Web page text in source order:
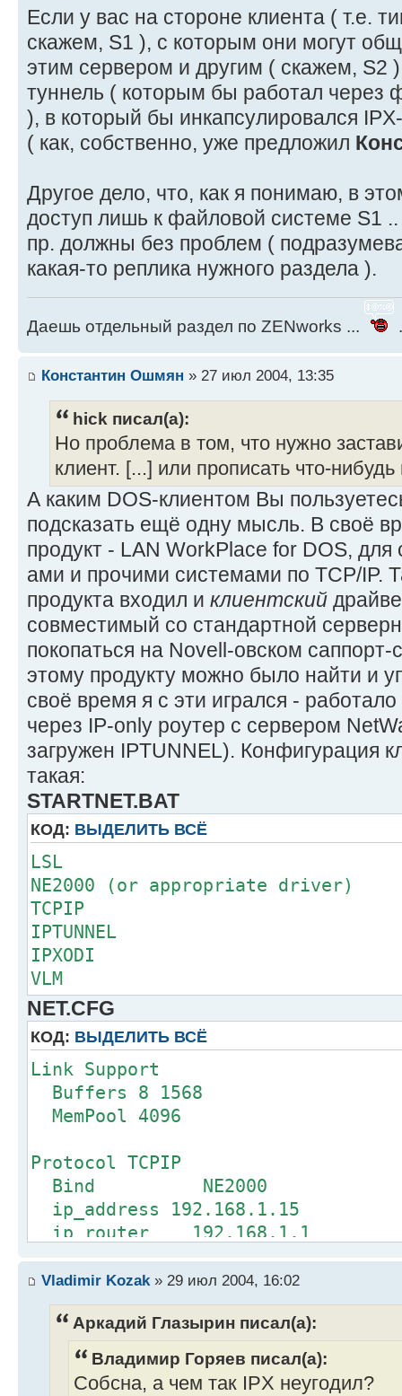
Если у вас на стороне клиента ( т.е.
скажем, S1 ), с которым они могут
этим сервером и другим ( скажем, S2
туннель ( которым бы работал через
), в который бы инкапсулировался
( как, собственно, уже предложил
Другое дело, что, как я понимаю, в
доступ лишь к файловой системе S1
пр. должны без проблем (
какая-то реплика нужного раздела ).
Даешь отдельный раздел по ZENworks ...
Константин Ошмян » 27 июл 2004, 13:35
hick писал(а):
Но проблема в том, что нужно
клиент. [...] или прописать что-
А каким DOS-клиентом Вы
подсказать ещё одну мысль. В своё
продукт - LAN WorkPlace for DOS,
ами и прочими системами по TCP/IP.
продукта входил и клиентский
совместимый со стандартной
покопаться на Novell-овском саппорт-
этому продукту можно было найти и
своё время я с эти игрался -
через IP-only роутер с сервером
загружен IPTUNNEL). Конфигурация
такая:
STARTNET.BAT
КОД: ВЫДЕЛИТЬ ВСЁ
LSL
NE2000 (or appropriate driver)
TCPIP
IPTUNNEL
IPXODI
VLM
NET.CFG
КОД: ВЫДЕЛИТЬ ВСЁ
Link Support
Buffers 8 1568
MemPool 4096
Protocol TCPIP
Bind NE2000
ip_address 192.168.1.15
ip_router 192.168.1.1
Link Driver NE2000
INT 5
PORT 320
Frame Ethernet_II
Vladimir Kozak» 29 июл 2004, 16:02
Аркадий Глазырин писал(а):
Владимир Горяев писал(а):
Собсна, а чем так IPX неугодил?